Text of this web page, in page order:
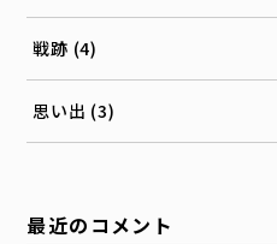
戦跡 (4)
思い出 (3)
最近のコメント